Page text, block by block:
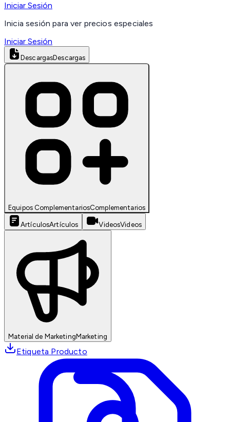
Iniciar Sesión
Inicia sesión para ver precios especiales
Iniciar Sesión
DescargasDescargas
Equipos ComplementariosComplementarios
ArtículosArtículos VideosVideos
Material de MarketingMarketing
Etiqueta Producto